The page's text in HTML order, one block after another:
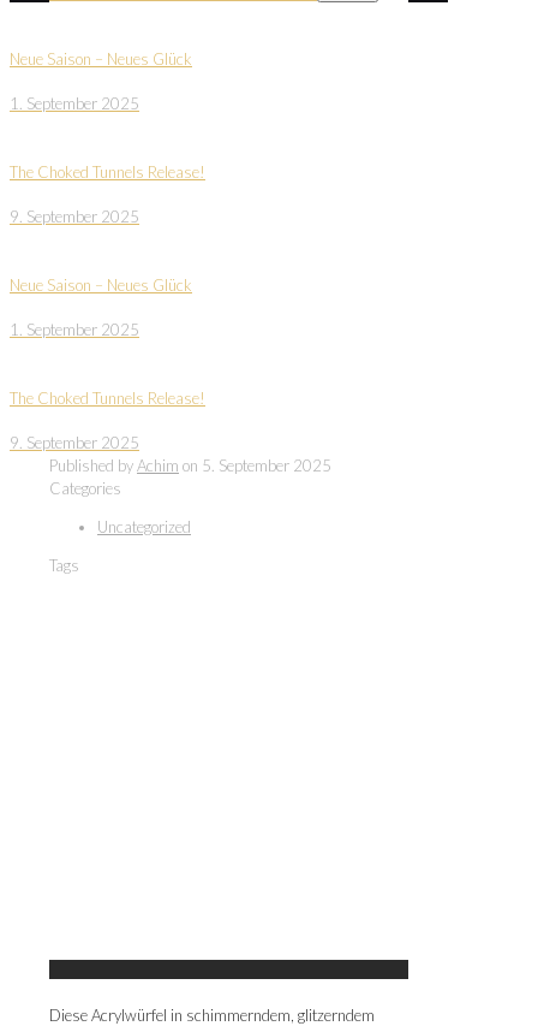
Neue Saison – Neues Glück
1. September 2025
The Choked Tunnels Release!
9. September 2025
Neue Saison – Neues Glück
1. September 2025
The Choked Tunnels Release!
9. September 2025
Published byAchim on 5. September 2025
Categories
Uncategorized
Tags
Diese Acrylwürfel in schimmerndem, glitzerndem